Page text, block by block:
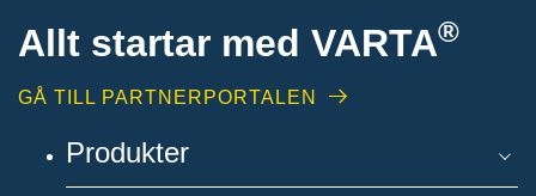
Allt startar med VARTA®
GÅ TILL PARTNERPORTALEN
Produkter